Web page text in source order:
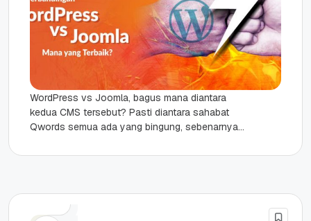
WordPress vs Joomla, bagus mana diantara
kedua CMS tersebut? Pasti diantara sahabat
Qwords semua ada yang bingung, sebenarnya
sama-sama...